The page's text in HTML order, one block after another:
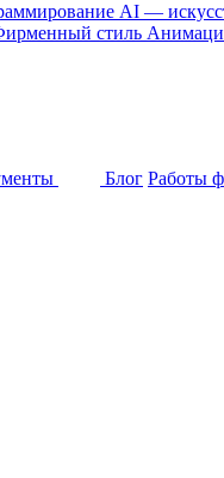
AI —
стиль
Блог Работы